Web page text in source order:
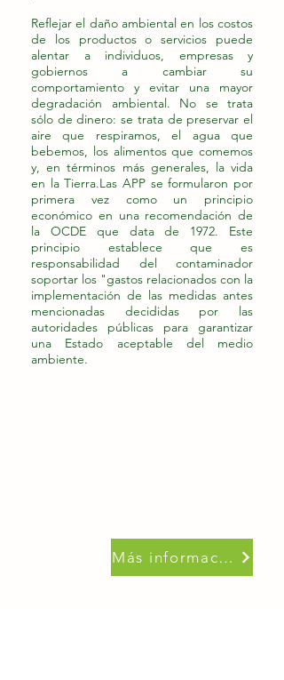
Reflejar el daño ambiental en los costos
de los productos o servicios puede
alentar a individuos, empresas y
gobiernos a cambiar su
comportamiento y evitar una mayor
degradación ambiental. No se trata
sólo de dinero: se trata de preservar el
aire que respiramos, el agua que
bebemos, los alimentos que comemos
y, en términos más generales, la vida
en la Tierra.​Las APP se formularon por
primera vez como un principio
económico en una recomendación de
la OCDE que data de 1972. Este
principio establece que es
responsabilidad del contaminador
soportar los "gastos relacionados con la
implementación de las medidas antes
mencionadas decididas por las
autoridades públicas para garantizar
una Estado aceptable del medio
ambiente.​
Más información